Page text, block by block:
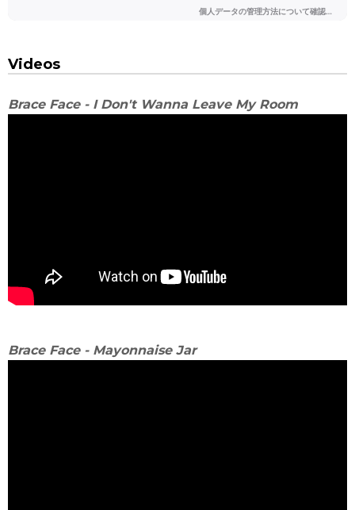
Videos
Brace Face - I Don't Wanna Leave My Room
Brace Face - Mayonnaise Jar